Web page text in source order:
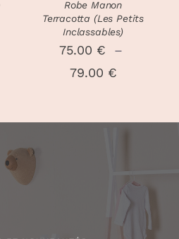
PEUVENT
ÊTRE
CHOISIES
SUR
PAGE
Robe Manon
Terracotta (Les Petits
Inclassables)
75.00 €
–
79.00 €Plage
79.00 €